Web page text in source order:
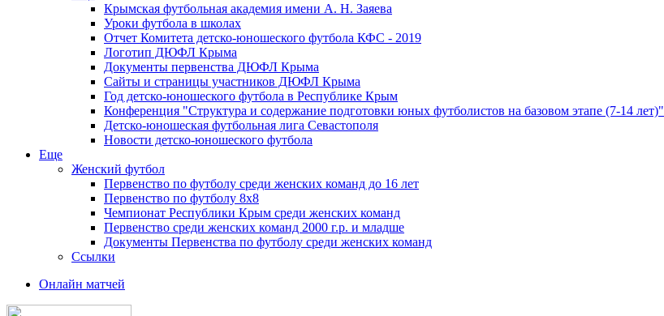
Крымская футбольная академия имени А. Н. Заяева
Уроки футбола в школах
Отчет Комитета детско-юношеского футбола КФС - 2019
Логотип ДЮФЛ Крыма
Документы первенства ДЮФЛ Крыма
Сайты и страницы участников ДЮФЛ Крыма
Год детско-юношеского футбола в Республике Крым
Конференция "Структура и содержание подготовки юных футболистов на базовом этапе (7-14 лет)"
Детско-юношеская футбольная лига Севастополя
Новости детско-юношеского футбола
Еще
Женский футбол
Первенство по футболу среди женских команд до 16 лет
Первенство по футболу 8х8
Чемпионат Республики Крым среди женских команд
Первенство среди женских команд 2000 г.р. и младше
Документы Первенства по футболу среди женских команд
Ссылки
Онлайн матчей